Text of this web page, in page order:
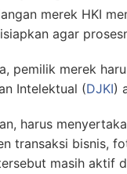
merek HKI
agar
pemilik merek
Intelektual (DJKI)
harus
transaksi bisnis,
masih aktif